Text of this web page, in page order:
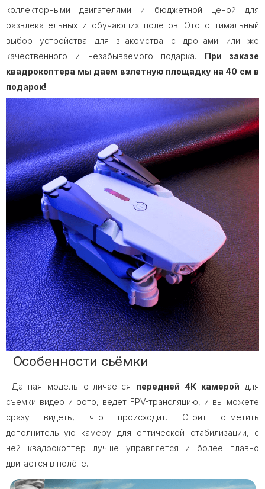
коллекторными двигателями и бюджетной ценой для
развлекательных и обучающих полетов. Это оптимальный
выбор устройства для знакомства с дронами или же
качественного и незабываемого подарка. При заказе
квадрокоптера мы даем взлетную площадку на 40 см в
подарок!
Особенности сьёмки
Данная модель отличается передней 4К камерой для
съемки видео и фото, ведет FPV-трансляцию, и вы можете
сразу видеть, что происходит. Стоит отметить
дополнительную камеру для оптической стабилизации, с
ней квадрокоптер лучше управляется и более плавно
двигается в полёте.